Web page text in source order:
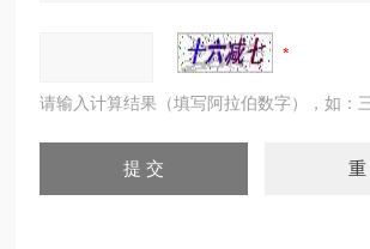
请输入计算结果（填写阿拉伯数字），如：